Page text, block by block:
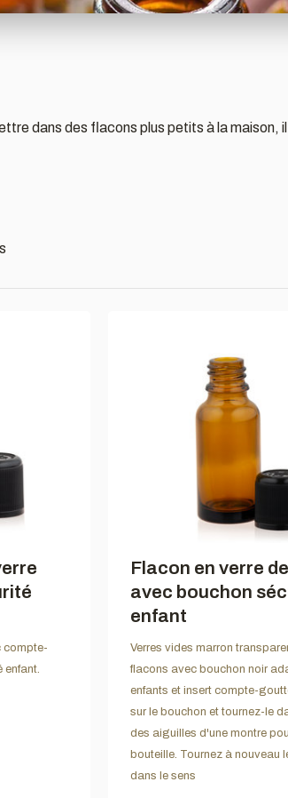
dans des flacons plus petits à la
compte-
enfant.
Flacon en verre de
avec bouchon
enfant
Verres vides marron
flacons avec bouchon noir
enfants et insert compte-
sur le bouchon et tournez-le
des aiguilles d'une montre
bouteille. Tournez à nouveau
dans le sens